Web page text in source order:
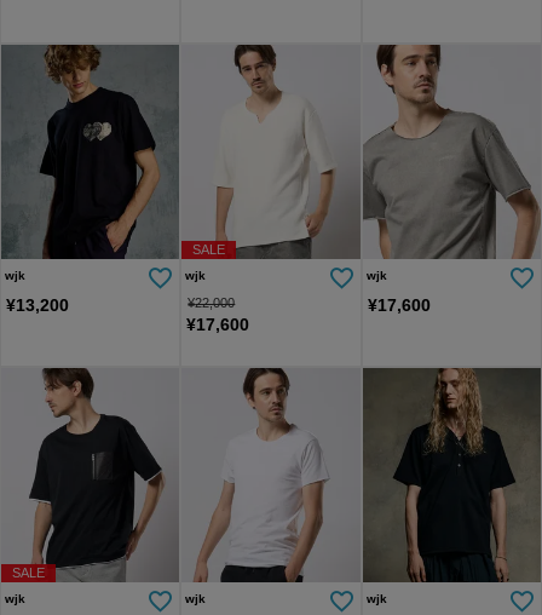
wjk
¥13,200
SALE
wjk
¥22,000
¥17,600
wjk
¥17,600
SALE
wjk wjk wjk